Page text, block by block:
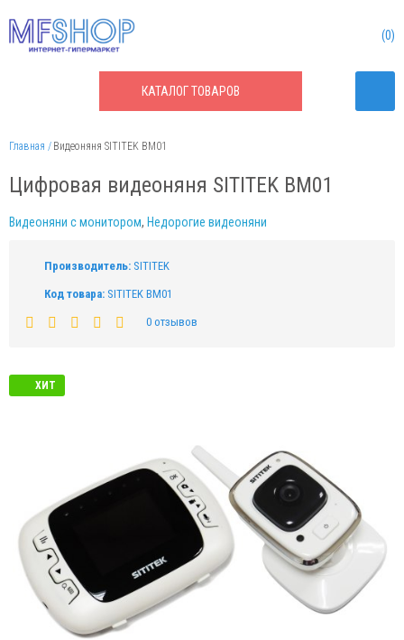
КАТАЛОГТОВАРОВ
0
Главная Видеоняня SITITEK BM01
Цифровая видеоняня SITITEK BM01
Видеоняни c монитором, Недорогие видеоняни
Производитель: SITITEK
Код товара: SITITEK BM01
0 отзывов
ХИТ